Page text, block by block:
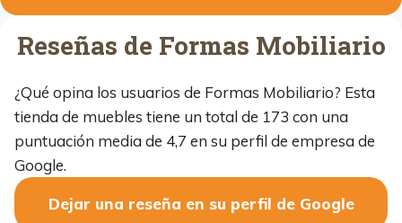
Reseñas de Formas Mobiliario
¿Qué opina los usuarios de Formas Mobiliario? Esta
tienda de muebles tiene un total de 173 con una
puntuación media de 4,7 en su perfil de empresa de
Google.
Dejar una reseña en su perfil de Google